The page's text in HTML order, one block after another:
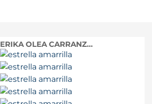
ERIKA OLEA CARRANZ...